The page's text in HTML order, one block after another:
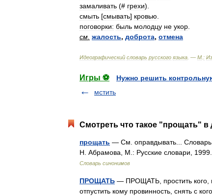
замаливать (# грехи).
смыть [смывать] кровью
поговорки: быль молодцу не укор
см жалость, доброта, отмена
Идеографический словарь русского языка . — М :
Игры ⚽
Нужно решить
мстить
Смотреть что такое "прощать" в
прощать — См. оправдывать... Словарь
Н. Абрамова, М.: Русские словари,
Словарь синонимов
ПРОЩАТЬ — ПРОЩАТЬ, простить кого,
отпустить кому провинность, снять с